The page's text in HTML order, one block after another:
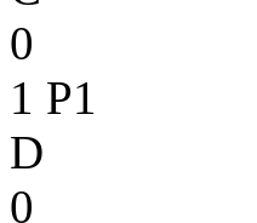
0
1 P1
D
0